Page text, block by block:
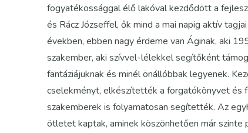
fogyatékossággal élő lakóval kezdődött a
és Rácz Józseffel, ők mind a mai napig aktív
években, ebben nagy érdeme van Áginak, aki
szakember, aki szívvel-lélekkel segítőként
fantáziájuknak és minél önállóbbak legyenek.
cselekményt, elkészítették a forgatókönyvet
szakemberek is folyamatosan segítették. Az
ötletet kaptak, aminek köszönhetően már